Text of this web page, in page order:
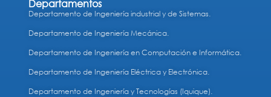
Departamentos
Departamento de Ingeniería industrial y de Sistemas.
Departamento de Ingeniería Mecánica.
Departamento de Ingeniería en Computación e Informática.
Departamento de Ingeniería Eléctrica y Electrónica.
Departamento de Ingeniería y Tecnologías (Iquique).